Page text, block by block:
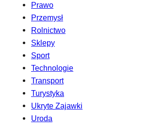
Prawo
Przemysł
Rolnictwo
Sklepy
Sport
Technologie
Transport
Turystyka
Ukryte Zajawki
Uroda